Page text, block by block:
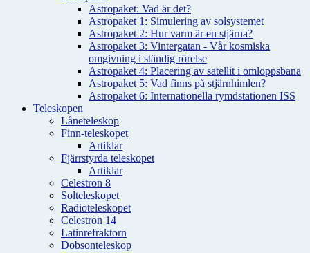
Astropaket: Vad är det?
Astropaket 1: Simulering av solsystemet
Astropaket 2: Hur varm är en stjärna?
Astropaket 3: Vintergatan - Vår kosmiska
omgivning i ständig rörelse
Astropaket 4: Placering av satellit i omloppsbana
Astropaket 5: Vad finns på stjärnhimlen?
Astropaket 6: Internationella rymdstationen ISS
Teleskopen
Låneteleskop
Finn-teleskopet
Artiklar
Fjärrstyrda teleskopet
Artiklar
Celestron 8
Solteleskopet
Radioteleskopet
Celestron 14
Latinrefraktorn
Dobsonteleskop